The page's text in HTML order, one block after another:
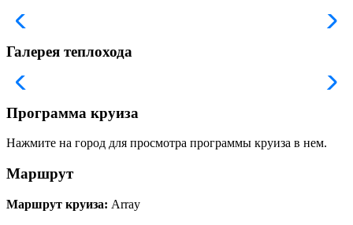
Галерея теплохода
Программа круиза
Нажмите на город для просмотра программы круиза в нем.
Маршрут
Маршрут круиза: Array